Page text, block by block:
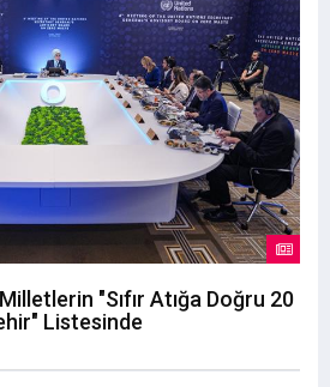
"Sıfır Atığa Doğru 20
Listesinde